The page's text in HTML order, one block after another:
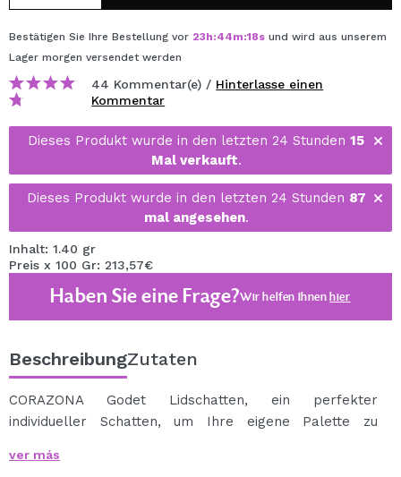
Bestätigen Sie Ihre Bestellung vor 23h:44m:18s und wird aus unserem
Lager morgen versendet werden
44 Kommentar(e) / Hinterlasse einen
Kommentar
Dieses Produkt wurde in den letzten 24 Stunden 15
Mal verkauft.
Dieses Produkt wurde in den letzten 24 Stunden 87
mal angesehen.
Inhalt: 1.40 gr
Preis x 100 Gr: 213,57€
Haben Sie eine Frage?Wir helfen Ihnenhier
BeschreibungZutaten
CORAZONA Godet Lidschatten, ein perfekter
individueller Schatten, um Ihre eigene Palette zu
Superpigmentierte Godet-Schatten, einfach aufzutragen
ver más